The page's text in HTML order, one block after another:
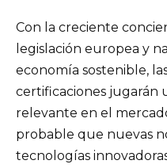
Con la creciente
legislación europea y
economía sostenible,
certificaciones jugarán
relevante en el
probable que nuevas
tecnologías